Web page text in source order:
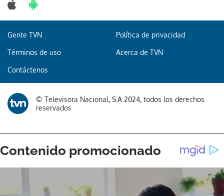
Gente TVN Política de privacidad
Términos de uso Acerca de TVN
Contáctenos
© Televisora Nacional, S.A 2024, todos los derechos
reservados